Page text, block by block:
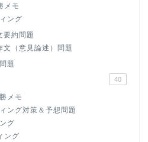
メモ
ング
要約問題
文（意見論述）問題
題
40
メモ
ング対策＆予想問題
グ
ング